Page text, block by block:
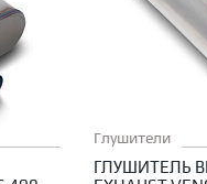
Глушители
ГЛУШИТЕЛЬ